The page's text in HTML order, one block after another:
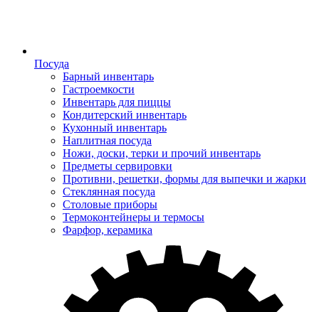
Посуда
Барный инвентарь
Гастроемкости
Инвентарь для пиццы
Кондитерский инвентарь
Кухонный инвентарь
Наплитная посуда
Ножи, доски, терки и прочий инвентарь
Предметы сервировки
Противни, решетки, формы для выпечки и жарки
Стеклянная посуда
Столовые приборы
Термоконтейнеры и термосы
Фарфор, керамика